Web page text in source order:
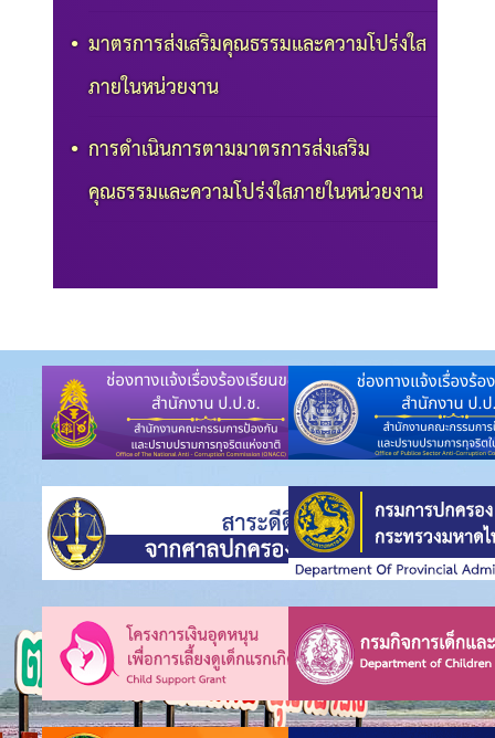
มาตรการส่งเสริมคุณธรรมและความโปร่งใส
ภายในหน่วยงาน
การดำเนินการตามมาตรการส่งเสริม
คุณธรรมและความโปร่งใสภายในหน่วยงาน